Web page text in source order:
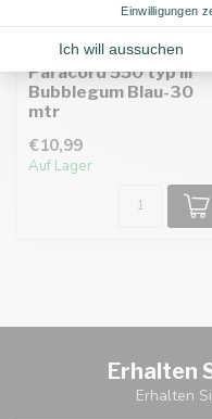
Paracord 550 typ III
Bubblegum Blau-30
mtr
€10,99
Auf Lager
Erhalten
Erhalten